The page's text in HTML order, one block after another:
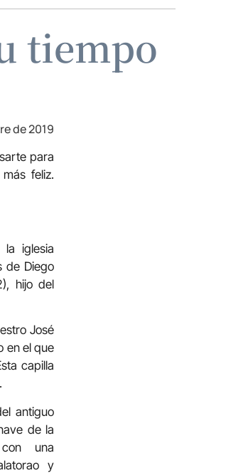
tiempo
de 2019
para
feliz.
iglesia
de Diego
hijo del
José
en el que
capilla
antiguo
de la
una
y